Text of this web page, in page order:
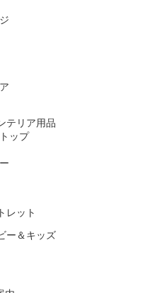
テリア用品
ップ
レット
ー＆キッズ